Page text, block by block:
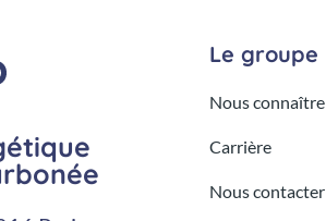
Le groupe
Nous connaître
Carrière
Nous contacter